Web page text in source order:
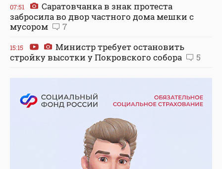
07:51
Саратовчанка в знак протеста
забросила во двор частного дома мешки с
мусором
7
15:15
Министр требует остановить
стройку высотки у Покровского собора
5